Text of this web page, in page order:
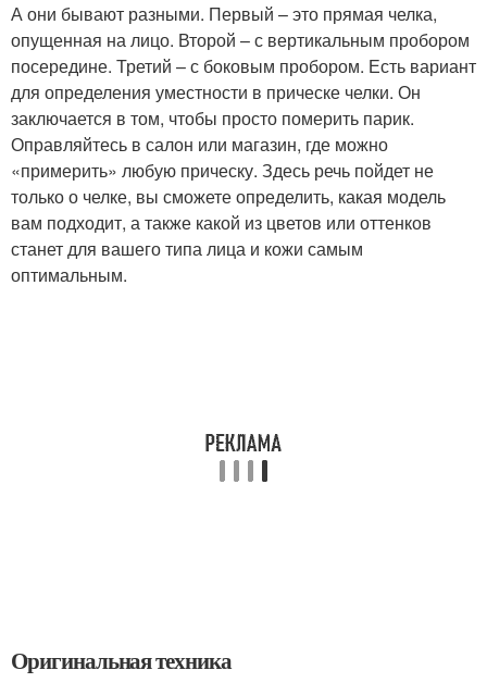
А они бывают разными. Первый – это прямая челка,
опущенная на лицо. Второй – с вертикальным пробором
посередине. Третий – с боковым пробором. Есть вариант
для определения уместности в прическе челки. Он
заключается в том, чтобы просто померить парик.
Оправляйтесь в салон или магазин, где можно
«примерить» любую прическу. Здесь речь пойдет не
только о челке, вы сможете определить, какая модель
вам подходит, а также какой из цветов или оттенков
станет для вашего типа лица и кожи самым
оптимальным.
Оригинальная техника